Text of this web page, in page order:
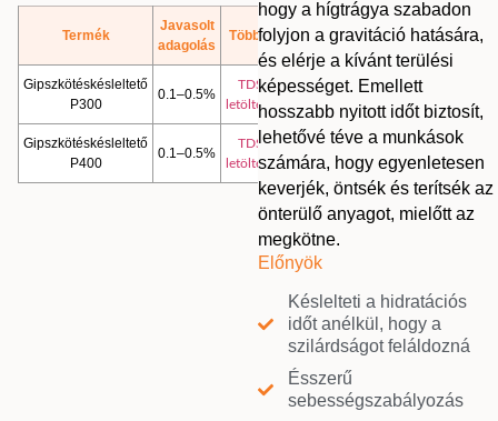
Termék
Javasolt
adagolás
Többet
Gipszkötéskésleltető
P300
0.1–0.5%
TDS
letöltése
Gipszkötéskésleltető
P400
0.1–0.5%
TDS
letöltése
hogy a hígtrágya szabadon
folyjon a gravitáció hatására,
és elérje a kívánt terülési
képességet. Emellett
hosszabb nyitott időt biztosít,
lehetővé téve a munkások
számára, hogy egyenletesen
keverjék, öntsék és terítsék az
önterülő anyagot, mielőtt az
megkötne.
Előnyök
Késlelteti a hidratációs
időt anélkül, hogy a
szilárdságot feláldozná
Ésszerű
sebességszabályozás